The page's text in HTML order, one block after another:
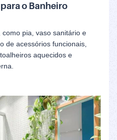
o Banheiro
pia, vaso sanitário e
de acessórios funcionais,
aquecidos e